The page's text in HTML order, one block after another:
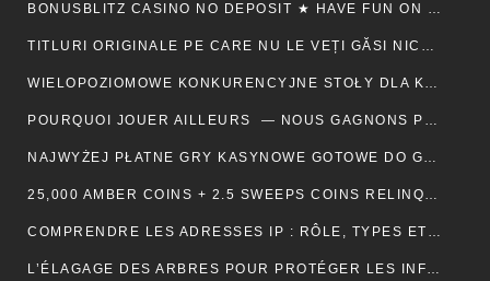
BONUSBLITZ CASINO NO DEPOSIT ★ HAVE FUN ON MULTIPLE PLATFORMS AUTOMATICALLY CANADIAN FEDERATION 💸
TITLURI ORIGINALE PE CARE NU LE VEȚI GĂSI NICĂIERI ALTUNDEVA. ♬ CONSTANȚA 🔮
WIELOPOZIOMOWE KONKURENCYJNE STOŁY DLA KAŻDEGO POZIOMU UMIEJĘTNOŚCI · RZECZPOSPOLITA POLSKA 💵
POURQUOI JOUER AILLEURS — NOUS GAGNONS PLUS ! — RÉPUBLIQUE FRANÇAISE 💵
NAJWYŻEJ PŁATNE GRY KASYNOWE GOTOWE DO GRY — POLSKA REGION CLAIM YOUR REWARD
25,000 AMBER COINS + 2.5 SWEEPS COINS RELINQUISH ALONG SIGN IMPROVING • IE 🏦
COMPRENDRE LES ADRESSES IP : RÔLE, TYPES ET UTILITÉ AU QUOTIDIEN
L’ÉLAGAGE DES ARBRES POUR PROTÉGER LES INFRASTRUCTURES